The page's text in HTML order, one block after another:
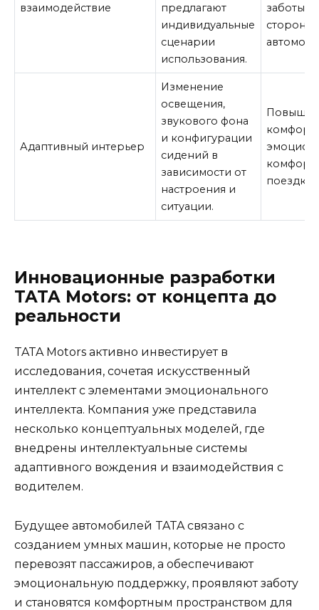
взаимодействие
предлагают
индивидуальные
сценарии
использования.
заботы
стороны
Адаптивный интерьер
Изменение
освещения,
звукового фона
и конфигурации
сидений в
зависимости от
настроения и
ситуации.
комфорт
комфорт
Инновационные разработки
TATA Motors: от концепта до
реальности
TATA Motors активно инвестирует в
исследования, сочетая искусственный
интеллект с элементами эмоционального
интеллекта. Компания уже представила
несколько концептуальных моделей, где
внедрены интеллектуальные системы
адаптивного вождения и взаимодействия с
водителем.
Будущее автомобилей TATA связано с
созданием умных машин, которые не просто
перевозят пассажиров, а обеспечивают
эмоциональную поддержку, проявляют заботу
и становятся комфортным пространством для